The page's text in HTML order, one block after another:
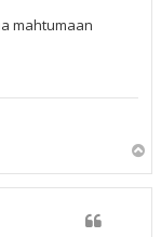
mahtumaan
ö